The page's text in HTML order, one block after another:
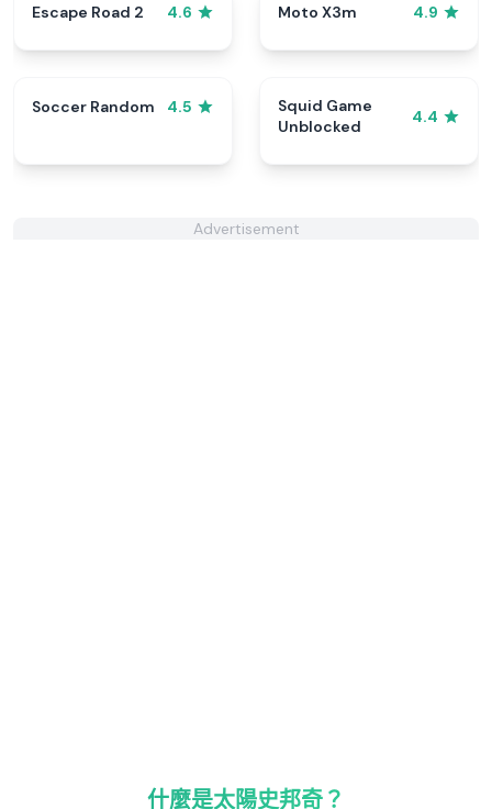
Escape Road 2 4.6 Moto X3m 4.9
Soccer Random 4.5
Squid Game
Unblocked
4.4
Advertisement
什麼是太陽史邦奇？